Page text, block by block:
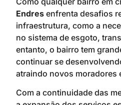
Endres enfrenta desafios
infraestrutura, como a
no sistema de esgoto,
entanto, o bairro tem
continuar se
atraindo novos moradores
Com a continuidade das